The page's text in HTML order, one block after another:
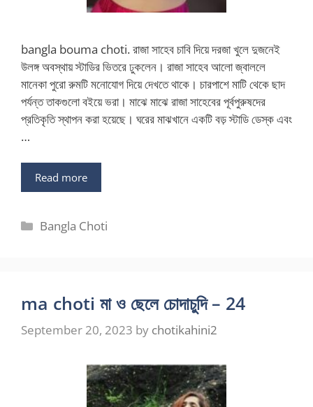
bangla bouma choti. রাজা সাহেব চাবি দিয়ে দরজা খুলে দুজনেই
উলঙ্গ অবস্থায় স্টাডির ভিতরে ঢুকলেন। রাজা সাহেব আলো জ্বাললে
মানেকা পুরো রুমটি মনোযোগ দিয়ে দেখতে থাকে। চারপাশে মাটি থেকে ছাদ
পর্যন্ত তাকগুলো বইয়ে ভরা। মাঝে মাঝে রাজা সাহেবের পূর্বপুরুষদের
প্রতিকৃতি স্থাপন করা হয়েছে। ঘরের মাঝখানে একটি বড় স্টাডি ডেস্ক এবং
…
Read more
Categories
Bangla Choti
ma choti মা ও ছেলে চোদাচুদি – 24
September 20, 2023 by chotikahini2